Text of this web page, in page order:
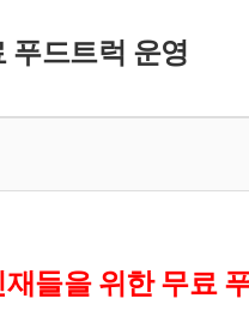
푸드트럭 운영
재들을 위한 무료